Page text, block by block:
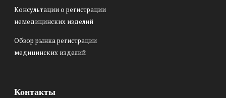
Консультации о регистрации
немедицинских изделий
Обзор рынка регистрации
медицинских изделий
Контакты